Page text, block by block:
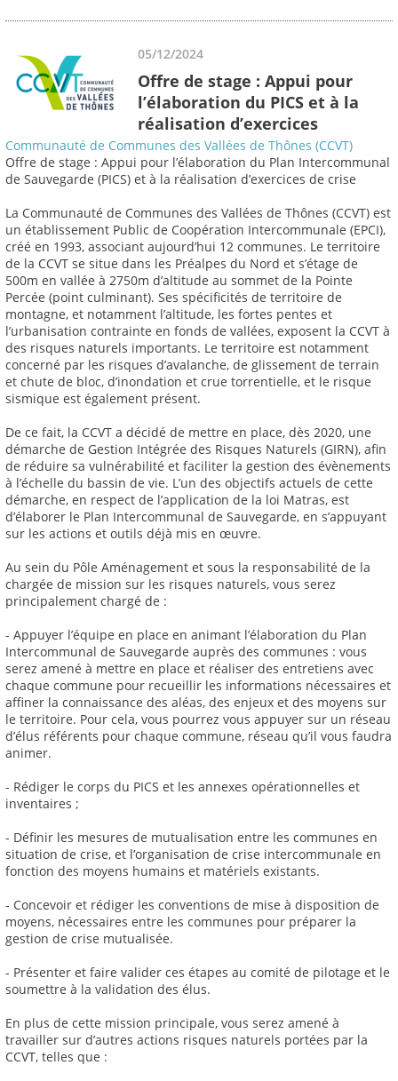
05/12/2024
Offre de stage : Appui pour
l’élaboration du PICS et à la
réalisation d’exercices
Communauté de Communes des Vallées de Thônes (CCVT)
Offre de stage : Appui pour l’élaboration du Plan Intercommunal
de Sauvegarde (PICS) et à la réalisation d’exercices de crise
La Communauté de Communes des Vallées de Thônes (CCVT) est
un établissement Public de Coopération Intercommunale (EPCI),
créé en 1993, associant aujourd’hui 12 communes. Le territoire
de la CCVT se situe dans les Préalpes du Nord et s’étage de
500m en vallée à 2750m d’altitude au sommet de la Pointe
Percée (point culminant). Ses spécificités de territoire de
montagne, et notamment l’altitude, les fortes pentes et
l’urbanisation contrainte en fonds de vallées, exposent la CCVT à
des risques naturels importants. Le territoire est notamment
concerné par les risques d’avalanche, de glissement de terrain
et chute de bloc, d’inondation et crue torrentielle, et le risque
sismique est également présent.
De ce fait, la CCVT a décidé de mettre en place, dès 2020, une
démarche de Gestion Intégrée des Risques Naturels (GIRN), afin
de réduire sa vulnérabilité et faciliter la gestion des évènements
à l’échelle du bassin de vie. L’un des objectifs actuels de cette
démarche, en respect de l’application de la loi Matras, est
d’élaborer le Plan Intercommunal de Sauvegarde, en s’appuyant
sur les actions et outils déjà mis en œuvre.
Au sein du Pôle Aménagement et sous la responsabilité de la
chargée de mission sur les risques naturels, vous serez
principalement chargé de :
- Appuyer l’équipe en place en animant l’élaboration du Plan
Intercommunal de Sauvegarde auprès des communes : vous
serez amené à mettre en place et réaliser des entretiens avec
chaque commune pour recueillir les informations nécessaires et
affiner la connaissance des aléas, des enjeux et des moyens sur
le territoire. Pour cela, vous pourrez vous appuyer sur un réseau
d’élus référents pour chaque commune, réseau qu’il vous faudra
animer.
- Rédiger le corps du PICS et les annexes opérationnelles et
inventaires ;
- Définir les mesures de mutualisation entre les communes en
situation de crise, et l’organisation de crise intercommunale en
fonction des moyens humains et matériels existants.
- Concevoir et rédiger les conventions de mise à disposition de
moyens, nécessaires entre les communes pour préparer la
gestion de crise mutualisée.
- Présenter et faire valider ces étapes au comité de pilotage et le
soumettre à la validation des élus.
En plus de cette mission principale, vous serez amené à
travailler sur d’autres actions risques naturels portées par la
CCVT, telles que :